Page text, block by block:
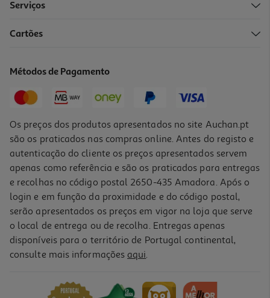
Verniz Essence Gel Nail Polish 8ml
Serviços
Cartões
Métodos de Pagamento
Os preços dos produtos apresentados no site Auchan.pt
são os praticados nas compras online. Antes do registo e
autenticação do cliente os preços apresentados servem
apenas como referência e são os praticados para entregas
e recolhas no código postal 2650-435 Amadora. Após o
login e em função da proximidade e do código postal,
serão apresentados os preços em vigor na loja que serve
o local de entrega ou de recolha. Entregas apenas
disponíveis para o território de Portugal continental,
consulte mais informações aqui.